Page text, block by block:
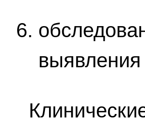
выявления